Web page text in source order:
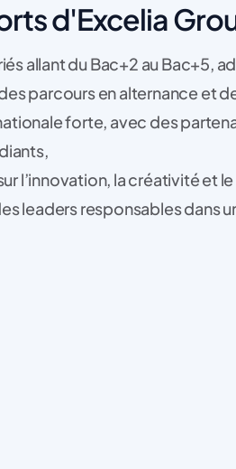
d'Excelia
allant du Bac+2 au Bac+5,
parcours en alternance et
forte, avec des
l’innovation, la créativité et
leaders responsables dans